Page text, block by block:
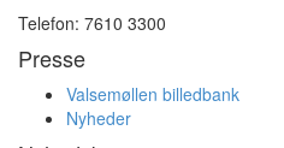
Telefon: 7610 3300
Presse
Valsemøllen billedbank
Nyheder